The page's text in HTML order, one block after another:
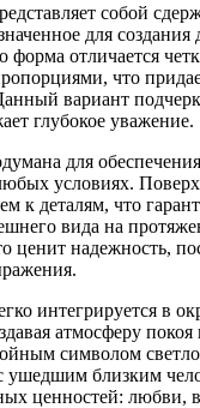
собой
для создания
форма отличается
что
вариант
глубокое уважение.
для
условиях.
к деталям, что
вида на
ценит надежность,
интегрируется в
атмосферу
символом
ушедшим близким
ценностей: любви,